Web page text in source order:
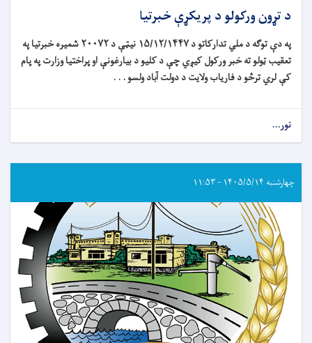
د تړون ورکولو د پریکړې خبرتیا
په دې توګه د ملي تدارکاتو د ۱۵/۱۲/۱۴۴۷ نیټې د ۲۰۰۷۲ شمیره خبرتیا په
تعقیب ټولو ته خبر ورکول کیږي چې د کلیو د بیارغونې او پراختیا وزارت په پام
کې لري ترڅودفاریابولایت ددولت آبادولسو . . .
نور...
چهارشنبه ۱۴۰۵/۵/۱۴ - ۱۱:۵۳